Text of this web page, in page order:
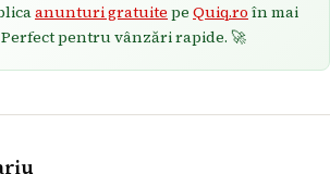
anunturi gratuite pe Quiq.ro în mai
pentru vânzări rapide. 🚀